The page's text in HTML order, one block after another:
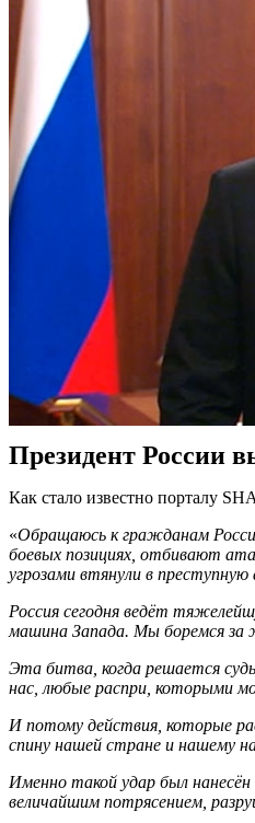
Президент России
Как стало известно порталу
«Обращаюсь к гражданам
боевых позициях, отбивают
угрозами втянули в
Россия сегодня ведёт
машина Запада. Мы боремся за
Эта битва, когда решается
нас, любые распри, которыми
И потому действия, которые
спину нашей стране и нашему
Именно такой удар был нанесён
величайшим потрясением,